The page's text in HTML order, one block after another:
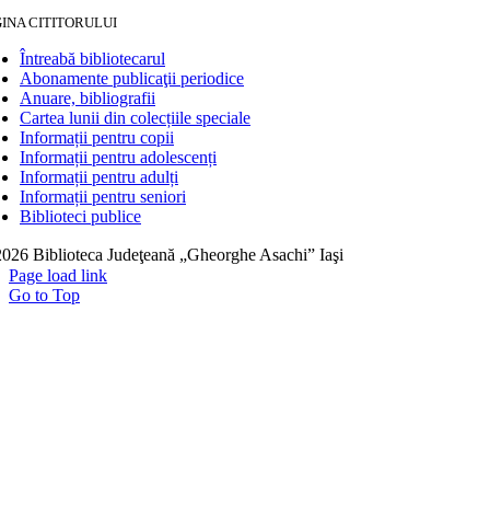
CITITORULUI
Întreabă bibliotecarul
Abonamente publicaţii periodice
Anuare, bibliografii
Cartea lunii din colecțiile speciale
Informații pentru copii
Informații pentru adolescenți
Informații pentru adulți
Informații pentru seniori
Biblioteci publice
Biblioteca Judeţeană „Gheorghe Asachi” Iaşi
Page load link
Go to Top